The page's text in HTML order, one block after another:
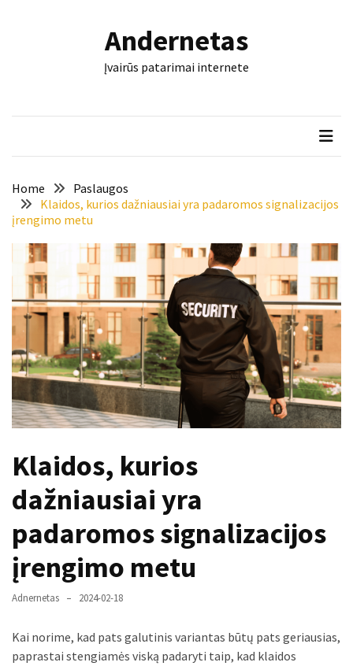
trinkelės
tarnaus
dešimtmečius
Mašininis
vertimas
dokumentai:
keli
paplitę
Reduktorius
balionui:
detalė,
svarbos
nereikėtų
nuvertinti
pakeistos
Andernetas
Įvairūs patarimai internete
Home
Paslaugos
Klaidos, kurios dažniausiai yra padaromos signalizacijos
įrengimo metu
Klaidos, kurios
dažniausiai yra
padaromos signalizacijos
įrengimo metu
Adnernetas 2024-02-18
Kai norime, kad pats galutinis variantas būtų pats geriausias,
paprastai stengiamės viską padaryti taip, kad klaidos